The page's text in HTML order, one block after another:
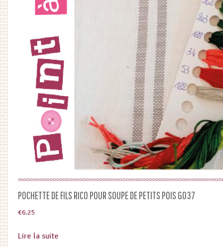
POCHETTE DE FILS RICO POUR SOUPE DE PETITS POIS G037
€6.25
Lire la suite